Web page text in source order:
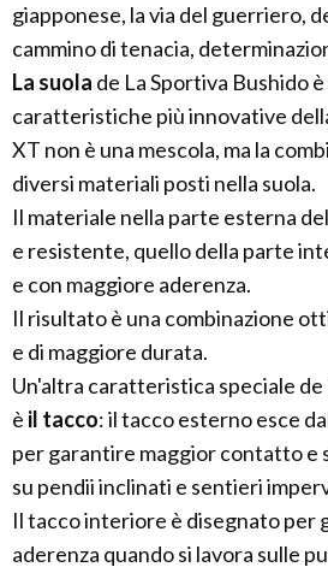
giapponese, la via del guerriero,
cammino di tenacia,
La suola de La Sportiva Bushido
caratteristiche più innovative
XT non è una mescola, ma la
diversi materiali posti nella suola.
Il materiale nella parte esterna
e resistente, quello della parte
e con maggiore aderenza.
Il risultato è una combinazione
e di maggiore durata.
Un'altra caratteristica speciale
è il tacco: il tacco esterno esce
per garantire maggior contatto
su pendii inclinati e sentieri
Il tacco interiore è disegnato per
aderenza quando si lavora sulle